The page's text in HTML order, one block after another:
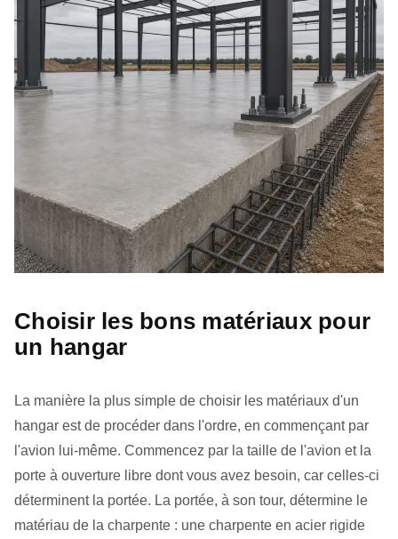
Choisir les bons matériaux pour
un hangar
La manière la plus simple de choisir les matériaux d'un
hangar est de procéder dans l'ordre, en commençant par
l'avion lui-même. Commencez par la taille de l'avion et la
porte à ouverture libre dont vous avez besoin, car celles-ci
déterminent la portée. La portée, à son tour, détermine le
matériau de la charpente : une charpente en acier rigide